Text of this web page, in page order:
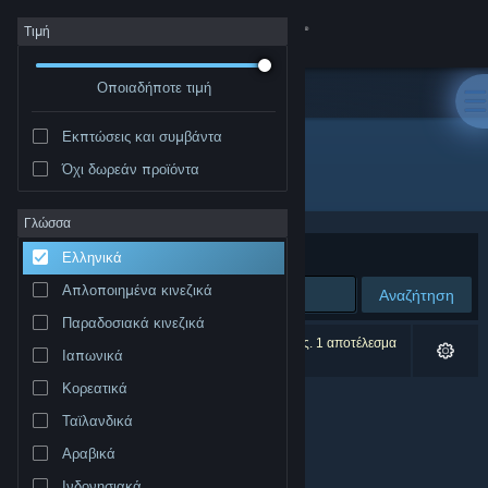
Σύνδεση
Κατάστημα
Σχετικά
Υποστήριξη
Αλλαγή γλώσσας
Προβολή ιστοσελίδας για υπολογιστές
Τιμή
Οποιαδήποτε τιμή
Εκπτώσεις και συμβάντα
Όχι δωρεάν προϊόντα
Γλώσσα
Ελληνικά
Απλοποιημένα κινεζικά
Παραδοσιακά κινεζικά
Ιαπωνικά
Κορεατικά
Ταϊλανδικά
Αραβικά
Εκδότης: JHC Media
Ταξινόμηση ανά
Αναζήτηση
0 αποτελέσματα ταιριάζουν με την αναζήτησή σας. 1 αποτέλεσμα
αποκλείστηκε βάσει των προτιμήσεών σας.